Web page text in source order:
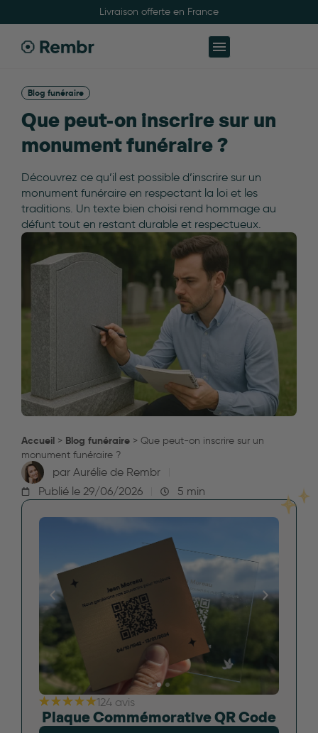
Livraison offerte en France
Blog funéraire
Que peut-on inscrire sur un
monument funéraire ?
Découvrez ce qu’il est possible d’inscrire sur un
monument funéraire en respectant la loi et les
traditions. Un texte bien choisi rend hommage au
défunt tout en restant durable et respectueux.
Accueil > Blog funéraire > Que peut-on inscrire sur un
monument funéraire ?
par Aurélie de Rembr
Publié le 29/06/2026 5 min
124 avis
Plaque Commémorative QR Code